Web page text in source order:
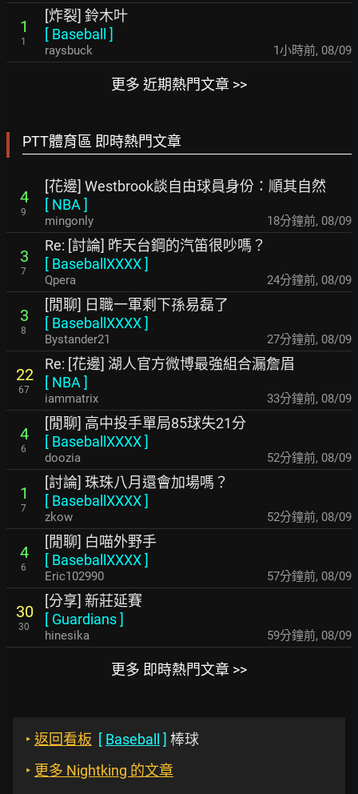
1
1
[炸裂] 鈴木叶
[ Baseball ]
raysbuck 1小時前, 08/09
更多 近期熱門文章 >>
PTT體育區 即時熱門文章
4
9
[花邊] Westbrook談自由球員身份：順其自然
[ NBA ]
mingonly 18分鐘前, 08/09
3
7
Re: [討論] 昨天台鋼的汽笛很吵嗎？
[ BaseballXXXX]
Qpera 24分鐘前, 08/09
3
8
[閒聊] 日職一軍剩下孫易磊了
[ BaseballXXXX]
Bystander21 27分鐘前, 08/09
22
67
Re: [花邊] 湖人官方微博最強組合漏詹眉
[ NBA ]
iammatrix 33分鐘前, 08/09
4
6
[閒聊] 高中投手單局85球失21分
[ BaseballXXXX]
doozia 52分鐘前, 08/09
1
7
[討論] 珠珠八月還會加場嗎？
[ BaseballXXXX]
zkow 52分鐘前, 08/09
4
6
[閒聊] 白喵外野手
[ BaseballXXXX]
Eric102990 57分鐘前, 08/09
30
30
[分享] 新莊延賽
[ Guardians]
hinesika 59分鐘前, 08/09
更多 即時熱門文章 >>
‣ 返回看板 [ Baseball ] 棒球
‣ 更多 Nightking 的文章